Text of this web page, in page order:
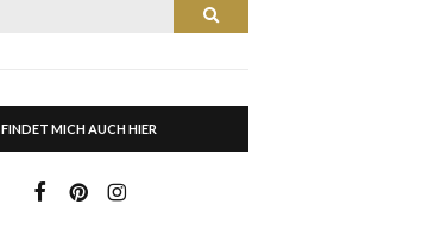
Suche
FINDET MICH AUCH HIER